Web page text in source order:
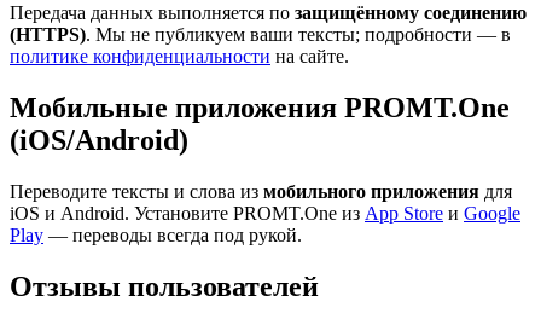
Передача данных выполняется по защищённому соединению
(HTTPS). Мы не публикуем ваши тексты; подробности — в
политике конфиденциальности на сайте.
Мобильные приложения PROMT.One
(iOS/Android)
Переводите тексты и слова из мобильного приложения для
iOS и Android. Установите PROMT.One из App Store и Google
Play — переводы всегда под рукой.
Отзывы пользователей